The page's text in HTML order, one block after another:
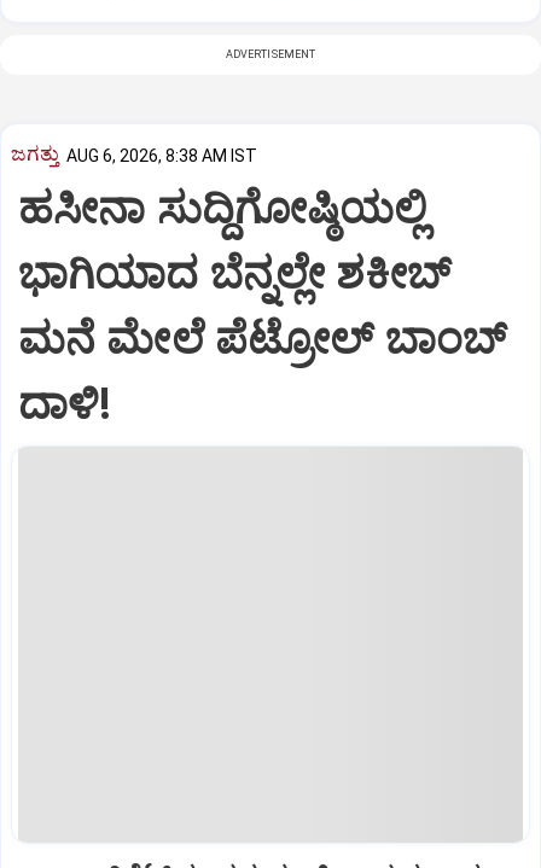
ADVERTISEMENT
ಜಗತ್ತು AUG 6, 2026, 8:38 AM IST
ಹಸೀನಾ ಸುದ್ದಿಗೋಷ್ಠಿಯಲ್ಲಿ
ಭಾಗಿಯಾದ ಬೆನ್ನಲ್ಲೇ ಶಕೀಬ್
ಮನೆ ಮೇಲೆ ಪೆಟ್ರೋಲ್ ಬಾಂಬ್
ದಾಳಿ!